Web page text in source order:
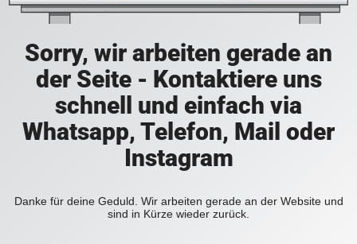
Sorry, wir arbeiten gerade an
der Seite - Kontaktiere uns
schnell und einfach via
Whatsapp, Telefon, Mail oder
Instagram
Danke für deine Geduld. Wir arbeiten gerade an der Website und
sind in Kürze wieder zurück.